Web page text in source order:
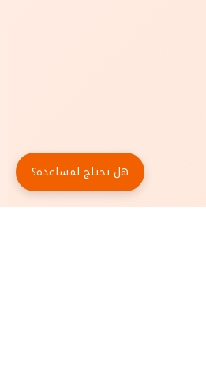
هل تحتاج لمساعدة؟